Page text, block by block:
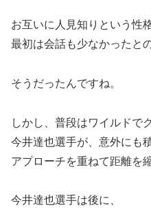
お互いに人見知りという性
最初は会話も少なかったと
そうだったんですね。
しかし、普段はワイルドで
今井達也選手が、意外にも
アプローチを重ねて距離を
今井達也選手は後に、